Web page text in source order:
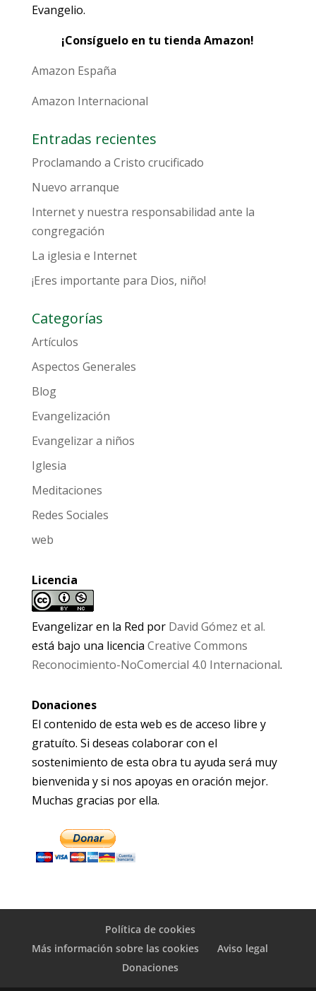
Evangelio.
¡Consíguelo en tu tienda Amazon!
Amazon España
Amazon Internacional
Entradas recientes
Proclamando a Cristo crucificado
Nuevo arranque
Internet y nuestra responsabilidad ante la
congregación
La iglesia e Internet
¡Eres importante para Dios, niño!
Categorías
Artículos
Aspectos Generales
Blog
Evangelización
Evangelizar a niños
Iglesia
Meditaciones
Redes Sociales
web
Licencia
Evangelizar en la Red por David Gómez et al.
está bajo una licencia Creative Commons
Reconocimiento-NoComercial 4.0 Internacional.
Donaciones
El contenido de esta web es de acceso libre y
gratuíto. Si deseas colaborar con el
sostenimiento de esta obra tu ayuda será muy
bienvenida y si nos apoyas en oración mejor.
Muchas gracias por ella.
Política de cookies
Más información sobre las cookies
Aviso legal
Donaciones